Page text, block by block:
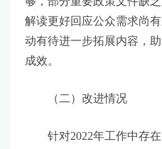
解读更好回应公众需求尚
动有待进一步拓展内容，
成效。
（二）改进情况
针对2022年工作中存在